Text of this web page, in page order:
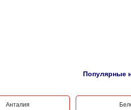
Популярные
Анталия